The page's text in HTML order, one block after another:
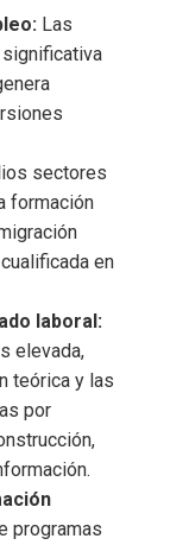
Las
sectores
formación
en
laboral:
elevada,
teórica y las
por
programas